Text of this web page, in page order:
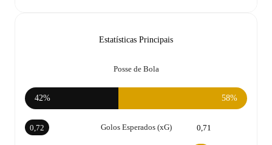
Estatísticas Principais
Posse de Bola
42% 58%
Golos Esperados (xG)
0,72 0,71